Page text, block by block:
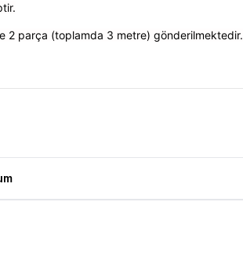
2 parça (toplamda 3 metre) gönderilmektedir.
Metre Ürün Yorumları